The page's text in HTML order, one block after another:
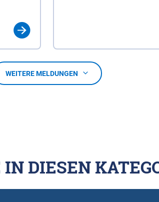
WEITERE MELDUNGEN
DIESEN